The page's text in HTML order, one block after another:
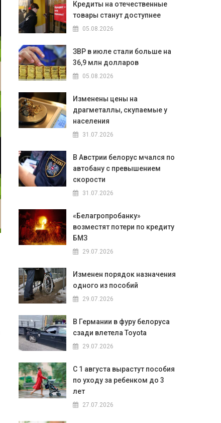
Кредиты на отечественные
товары станут доступнее
05.08.2026
ЗВР в июле стали больше на
36,9 млн долларов
05.08.2026
Изменены цены на
драгметаллы, скупаемые у
населения
31.07.2026
В Австрии белорус мчался по
автобану с превышением
скорости
31.07.2026
«Белагропробанку»
возместят потери по кредиту
БМЗ
29.07.2026
Изменен порядок назначения
одного из пособий
29.07.2026
В Германии в фуру белоруса
сзади влетела Toyota
29.07.2026
С 1 августа вырастут пособия
по уходу за ребенком до 3
лет
27.07.2026